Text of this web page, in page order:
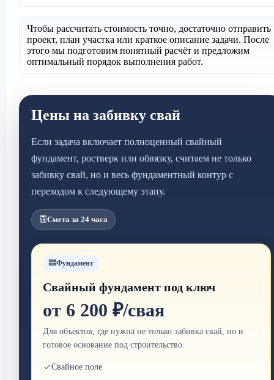
Чтобы рассчитать стоимость точно, достаточно отправить
проект, план участка или краткое описание задачи. После
этого мы подготовим понятный расчёт и предложим
оптимальный порядок выполнения работ.
Цены на забивку свай
Если задача включает полноценный свайный
фундамент, ростверк или обвязку, считаем не только
забивку свай, но и весь фундаментный контур с
переходом к следующему этапу.
Смета за 24 часа
Фундамент
Свайный фундамент под ключ
от 6 200 ₽/свая
Для объектов, где нужна не только забивка свай, но и
готовое основание под строительство.
Свайное поле